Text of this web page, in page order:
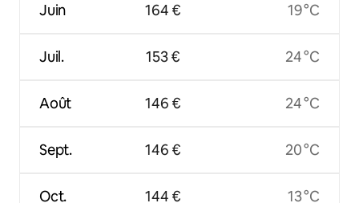
Juin
Juil.
Août
Sept.
Oct.
164 €
153 €
146 €
146 €
144 €
19 °C
24 °C
24 °C
20 °C
13 °C